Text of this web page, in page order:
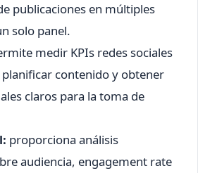
publicaciones en múltiples
solo panel.
medir KPIs redes sociales
contenido y obtener
claros para la toma de
proporciona análisis
audiencia, engagement rate